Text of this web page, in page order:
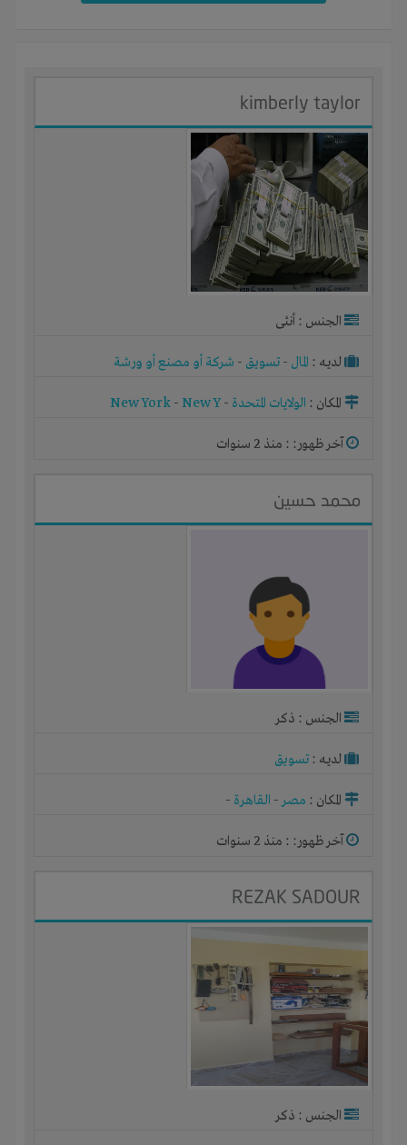
kimberly taylor
الجنس : أنثى
لديـه : المال - تسويق - شركة أو مصنع أو ورشة
المكان : الولايات المتحدة -
New York - New Y
آخر ظهور: : منذ 2 سنوات
محمد حسين
الجنس : ذكر
لديـه : تسويق
المكان : مصر- القاهرة -
آخر ظهور: : منذ 2 سنوات
REZAK SADOUR
الجنس : ذكر